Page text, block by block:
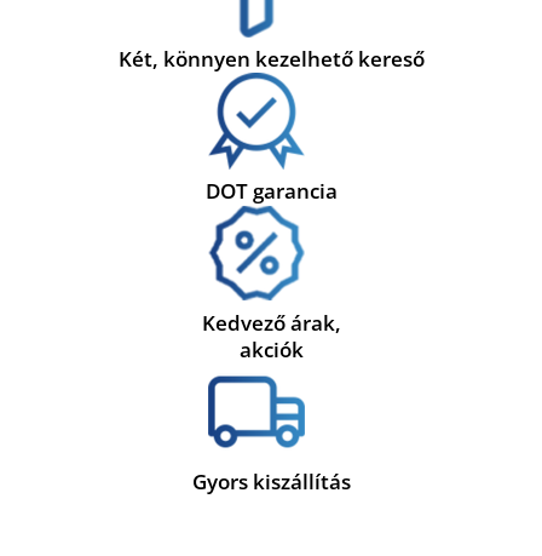
Két, könnyen kezelhető kereső
DOT garancia
Kedvező árak,
akciók
Gyors kiszállítás